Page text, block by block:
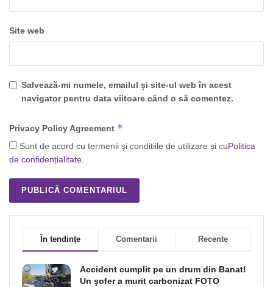
Site web
Salvează-mi numele, emailul și site-ul web în acest
navigator pentru data viitoare când o să comentez.
Privacy Policy Agreement *
Sunt de acord cu termenii și condițiile de utilizare și cuPolitica
de confidențialitate.
În tendințe Comentarii Recente
Accident cumplit pe un drum din Banat!
Un şofer a murit carbonizat FOTO